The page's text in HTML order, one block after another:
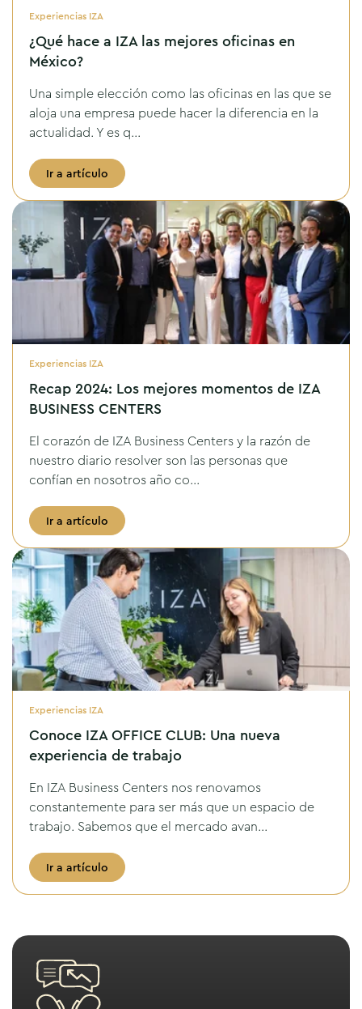
Experiencias IZA
¿Qué hace a IZA las mejores oficinas en
México?
Una simple elección como las oficinas en las que se
aloja una empresa puede hacer la diferencia en la
actualidad. Y es q...
Ir a artículo
Experiencias IZA
Recap 2024: Los mejores momentos de IZA
BUSINESS CENTERS
El corazón de IZA Business Centers y la razón de
nuestro diario resolver son las personas que
confían en nosotros año co...
Ir a artículo
Experiencias IZA
Conoce IZA OFFICE CLUB: Una nueva
experiencia de trabajo
En IZA Business Centers nos renovamos
constantemente para ser más que un espacio de
trabajo. Sabemos que el mercado avan...
Ir a artículo